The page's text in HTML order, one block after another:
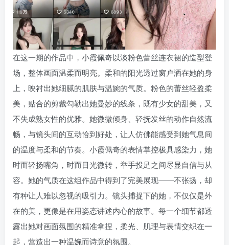
在这一期的作品中，小霞佩奇以淡粉色蕾丝连衣裙的造型登
场，整体画面温柔而明亮。柔和的阳光透过窗户洒在她的身
上，映衬出她细腻的肌肤与温婉的气质。粉色的蕾丝轻盈柔
美，贴合的剪裁勾勒出她曼妙的线条，既有少女的甜美，又
不失成熟女性的优雅。她微微倾身、轻抚发丝的动作自然流
畅，与镜头间的互动恰到好处，让人仿佛能感受到她气息间
的温度与柔和的节奏。小霞佩奇的表情掌控极具感染力，她
时而轻扬嘴角，时而目光微转，举手投足之间尽显自信与从
容。她的气质在这组作品中得到了完美展现——不张扬，却
有种让人难以忽视的吸引力。镜头捕捉下的她，不仅仅是外
在的美，更像是在用姿态讲述内心的故事。每一个细节都透
露出她对画面氛围的精准拿捏，柔光、肌理与表情交织在一
起，营造出一种温婉而诗意的氛围。